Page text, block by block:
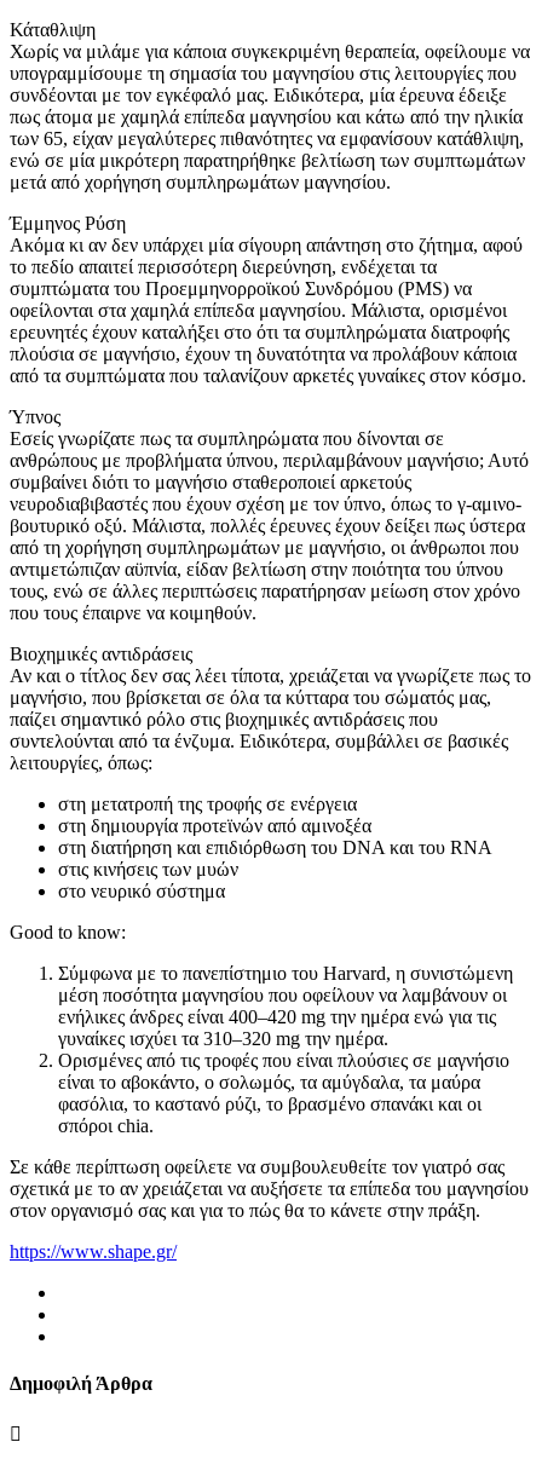
Κάταθλιψη
Χωρίς να μιλάμε για κάποια συγκεκριμένη θεραπεία, οφείλουμε να
υπογραμμίσουμε τη σημασία του μαγνησίου στις λειτουργίες που
συνδέονται με τον εγκέφαλό μας. Ειδικότερα, μία έρευνα έδειξε
πως άτομα με χαμηλά επίπεδα μαγνησίου και κάτω από την ηλικία
των 65, είχαν μεγαλύτερες πιθανότητες να εμφανίσουν κατάθλιψη,
ενώ σε μία μικρότερη παρατηρήθηκε βελτίωση των συμπτωμάτων
μετά από χορήγηση συμπληρωμάτων μαγνησίου.
Έμμηνος Ρύση
Ακόμα κι αν δεν υπάρχει μία σίγουρη απάντηση στο ζήτημα, αφού
το πεδίο απαιτεί περισσότερη διερεύνηση, ενδέχεται τα
συμπτώματα του Προεμμηνορροϊκού Συνδρόμου (PMS) να
οφείλονται στα χαμηλά επίπεδα μαγνησίου. Μάλιστα, ορισμένοι
ερευνητές έχουν καταλήξει στο ότι τα συμπληρώματα διατροφής
πλούσια σε μαγνήσιο, έχουν τη δυνατότητα να προλάβουν κάποια
από τα συμπτώματα που ταλανίζουν αρκετές γυναίκες στον κόσμο.
Ύπνος
Εσείς γνωρίζατε πως τα συμπληρώματα που δίνονται σε
ανθρώπους με προβλήματα ύπνου, περιλαμβάνουν μαγνήσιο; Αυτό
συμβαίνει διότι το μαγνήσιο σταθεροποιεί αρκετούς
νευροδιαβιβαστές που έχουν σχέση με τον ύπνο, όπως το γ-αμινο-
βουτυρικό οξύ. Μάλιστα, πολλές έρευνες έχουν δείξει πως ύστερα
από τη χορήγηση συμπληρωμάτων με μαγνήσιο, οι άνθρωποι που
αντιμετώπιζαν αϋπνία, είδαν βελτίωση στην ποιότητα του ύπνου
τους, ενώ σε άλλες περιπτώσεις παρατήρησαν μείωση στον χρόνο
που τους έπαιρνε να κοιμηθούν.
Βιοχημικές αντιδράσεις
Αν και ο τίτλος δεν σας λέει τίποτα, χρειάζεται να γνωρίζετε πως το
μαγνήσιο, που βρίσκεται σε όλα τα κύτταρα του σώματός μας,
παίζει σημαντικό ρόλο στις βιοχημικές αντιδράσεις που
συντελούνται από τα ένζυμα. Ειδικότερα, συμβάλλει σε βασικές
λειτουργίες, όπως:
στη μετατροπή της τροφής σε ενέργεια
στη δημιουργία προτεϊνών από αμινοξέα
στη διατήρηση και επιδιόρθωση του DNA και του RNA
στις κινήσεις των μυών
στο νευρικό σύστημα
Good to know:
Σύμφωνα με το πανεπίστημιο του Harvard, η συνιστώμενη
μέση ποσότητα μαγνησίου που οφείλουν να λαμβάνουν οι
ενήλικες άνδρες είναι 400–420 mg την ημέρα ενώ για τις
γυναίκες ισχύει τα 310–320 mg την ημέρα.
Ορισμένες από τις τροφές που είναι πλούσιες σε μαγνήσιο
είναι το αβοκάντο, ο σολωμός, τα αμύγδαλα, τα μαύρα
φασόλια, το καστανό ρύζι, το βρασμένο σπανάκι και οι
σπόροι chia.
Σε κάθε περίπτωση οφείλετε να συμβουλευθείτε τον γιατρό σας
σχετικά με το αν χρειάζεται να αυξήσετε τα επίπεδα του μαγνησίου
στον οργανισμό σας και για το πώς θα το κάνετε στην πράξη.
https://www.shape.gr/
Δημοφιλή Άρθρα